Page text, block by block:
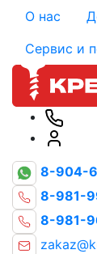
О нас
Сервис и
8-904-
8-981-
8-981-